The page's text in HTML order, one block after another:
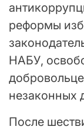
реформы
НАБУ,
незаконных
После